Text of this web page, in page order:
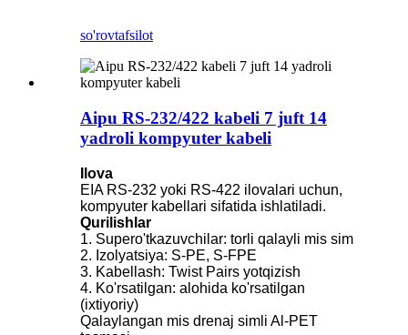
so'rovtafsilot
Aipu RS-232/422 kabeli 7 juft 14
yadroli kompyuter kabeli
Ilova
EIA RS-232 yoki RS-422 ilovalari uchun,
kompyuter kabellari sifatida ishlatiladi.
Qurilishlar
1. Supero'tkazuvchilar: torli qalayli mis sim
2. Izolyatsiya: S-PE, S-FPE
3. Kabellash: Twist Pairs yotqizish
4. Ko'rsatilgan: alohida ko'rsatilgan
(ixtiyoriy)
Qalaylangan mis drenaj simli Al-PET